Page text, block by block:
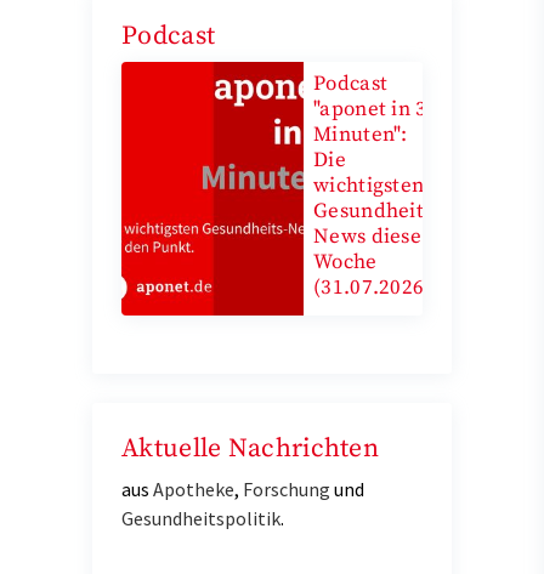
Podcast
Podcast
"aponet in 3
Minuten":
Die
wichtigsten
Gesundheits-
News diese
Woche
(31.07.2026)
Aktuelle Nachrichten
aus Apotheke, Forschung und
Gesundheitspolitik.